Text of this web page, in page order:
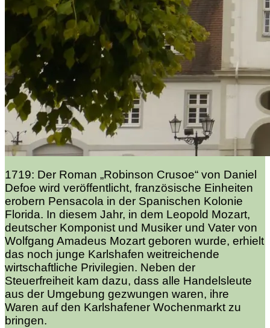
1719: Der Roman „Robinson Crusoe“ von Daniel
Defoe wird veröffentlicht, französische Einheiten
erobern Pensacola in der Spanischen Kolonie
Florida. In diesem Jahr, in dem Leopold Mozart,
deutscher Komponist und Musiker und Vater von
Wolfgang Amadeus Mozart geboren wurde, erhielt
das noch junge Karlshafen weitreichende
wirtschaftliche Privilegien. Neben der
Steuerfreiheit kam dazu, dass alle Handelsleute
aus der Umgebung gezwungen waren, ihre
Waren auf den Karlshafener Wochenmarkt zu
bringen.